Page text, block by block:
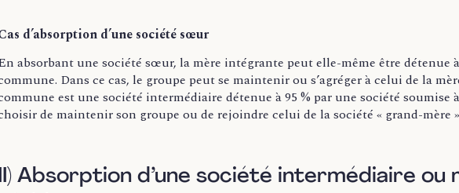
d’absorption d’une société sœur
absorbant une société sœur, la mère intégrante peut elle-même être détenue
Dans ce cas, le groupe peut se maintenir ou s’agréger à celui de la
est une société intermédiaire détenue à 95 % par une société soumise
de maintenir son groupe ou de rejoindre celui de la société « grand-mère
Absorption d’une société intermédiaire ou